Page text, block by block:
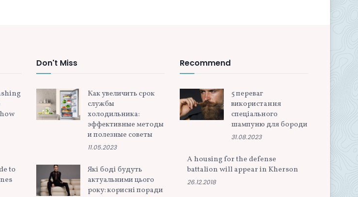
to
Don't Miss
Как увеличить срок
службы
холодильника:
эффективные методы
и полезные советы
11.05.2023
Які боді будуть
актуальними цього
року: корисні поради
Recommend
5 переваг
використання
спеціального
шампуню для бороди
31.08.2023
A housing for the defense
battalion will appear in Kherson
26.12.2018